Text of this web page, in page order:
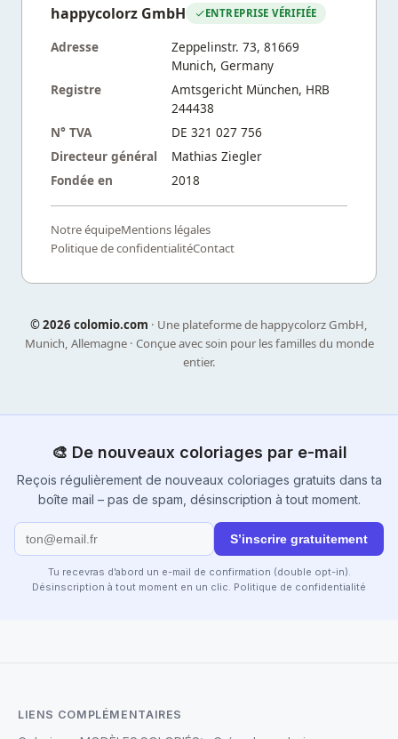
happycolorz GmbH ENTREPRISE VÉRIFIÉE
Adresse
Zeppelinstr. 73, 81669
Munich, Germany
Registre
Amtsgericht München, HRB
244438
N° TVA
DE 321 027 756
Directeur général
Mathias Ziegler
Fondée en
2018
Notre équipeMentions légales
Politique de confidentialitéContact
©2026 colomio.com · Une plateforme de happycolorz GmbH,
Munich, Allemagne · Conçue avec soin pour les familles du monde
entier.
🎨 De nouveaux coloriages par e-mail
Reçois régulièrement de nouveaux coloriages gratuits dans ta
boîte mail – pas de spam, désinscription à tout moment.
S’inscrire gratuitement
Tu recevras d’abord un e-mail de confirmation (double opt-in).
Désinscription à tout moment en un clic. Politique de confidentialité
LIENS COMPLÉMENTAIRES